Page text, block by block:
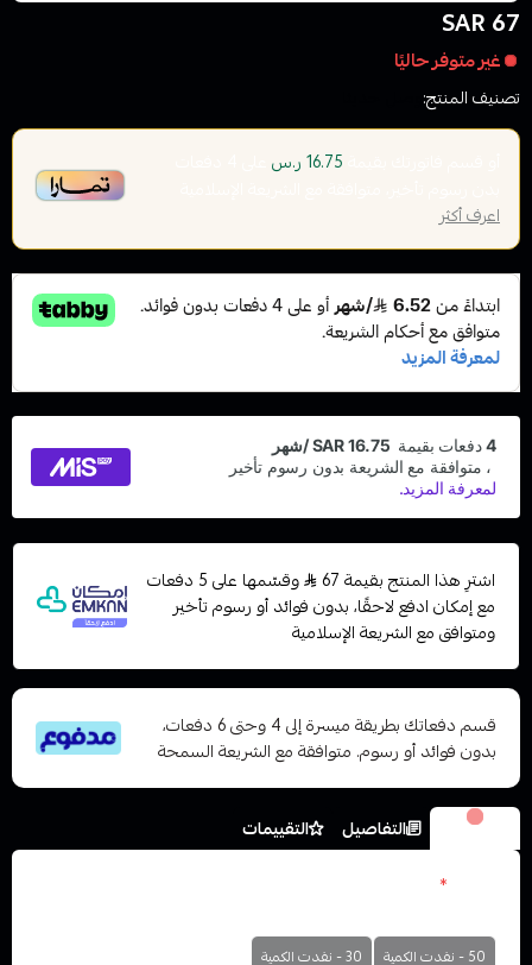
67 SAR
غير متوفر حاليًا
تصنيف المنتج:
16.75 ر.س
اعرف أكثر
اشترِ هذا المنتج بقيمة 67
وقسّمها على 5 دفعات
مع إمكان ادفع لاحقًا، بدون فوائد أو رسوم تأخير
ومتوافق مع الشريعة الإسلامية
قسم دفعاتك بطريقة ميسرة إلى 4 وحتى 6 دفعات،
بدون فوائد أو رسوم. متوافقة مع الشريعة السمحة
الخيارات التفاصيل
التقييمات
*
50 - نفدت الكمية 30 - نفدت الكمية